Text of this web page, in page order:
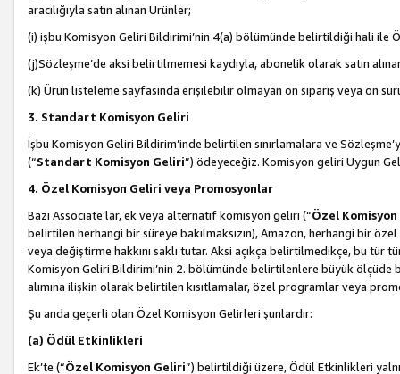
aracılığıyla satın alınan Ürünler;
(i) işbu Komisyon Geliri Bildirimi’nin 4(a) bölümünde belirtildiği hali ile
(j)Sözleşme’de aksi belirtilmemesi kaydıyla, abonelik olarak satın
(k) Ürün listeleme sayfasında erişilebilir olmayan ön sipariş veya ön
3. Standart Komisyon Geliri
İşbu Komisyon Geliri Bildirim’inde belirtilen sınırlamalara ve
(“Standart Komisyon Geliri”) ödeyeceğiz. Komisyon geliri Uygun
4. Özel Komisyon Geliri veya Promosyonlar
Bazı Associate’lar, ek veya alternatif komisyon geliri (“Özel
belirtilen herhangi bir süreye bakılmaksızın), Amazon, herhangi bir
veya değiştirme hakkını saklı tutar. Aksi açıkça belirtilmedikçe, bu tür
Komisyon Geliri Bildirimi’nin 2. bölümünde belirtilenlere büyük ölçüde
alımına ilişkin olarak belirtilen kısıtlamalar, özel programlar veya
Şu anda geçerli olan Özel Komisyon Gelirleri şunlardır:
(a) Ödül Etkinlikleri
Ek’te (“Özel Komisyon Geliri”) belirtildiği üzere, Ödül Etkinlikleri